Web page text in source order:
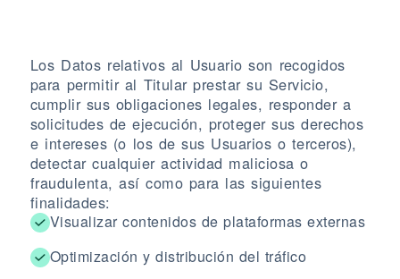
Los Datos relativos al Usuario son recogidos
para permitir al Titular prestar su Servicio,
cumplir sus obligaciones legales, responder a
solicitudes de ejecución, proteger sus derechos
e intereses (o los de sus Usuarios o terceros),
detectar cualquier actividad maliciosa o
fraudulenta, así como para las siguientes
finalidades:
Visualizar contenidos de plataformas externas
Optimización y distribución del tráfico